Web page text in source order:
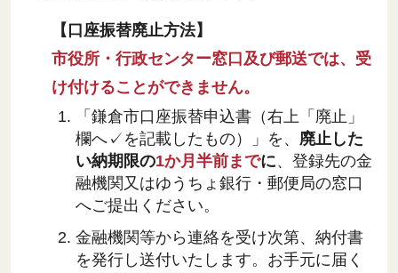
【口座振替廃止方法】
市役所・行政センター窓口及び郵送では、受
け付けることができません。
「鎌倉市口座振替申込書（右上「廃止」
欄へ✓を記載したもの）」を、 廃止した
い納期限の1か月半前までに、登録先の金
融機関又はゆうちょ銀行・郵便局の窓口
へご提出ください。
金融機関等から連絡を受け次第、納付書
を発行し送付いたします。お手元に届く